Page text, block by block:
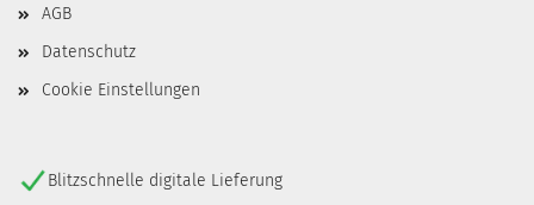
AGB
Datenschutz
Cookie Einstellungen
Blitzschnelle digitale Lieferung